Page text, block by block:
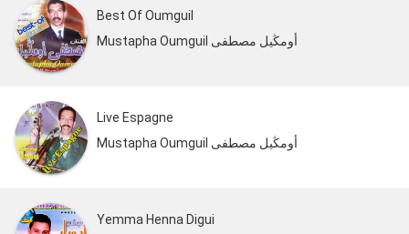
Best Of Oumguil
Mustapha Oumguil أومڭيل مصطفى
Live Espagne
Mustapha Oumguil أومڭيل مصطفى
Yemma Henna Digui